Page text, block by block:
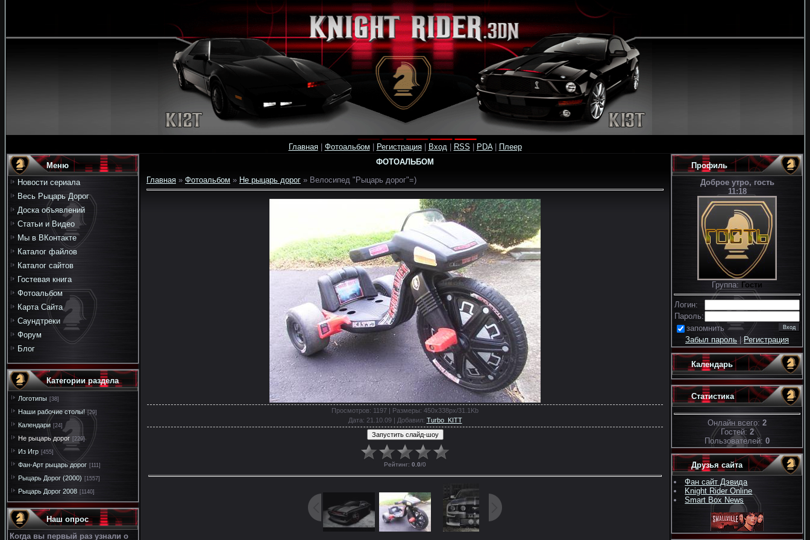
Главная| Фотоальбом Регистрация| Вход| RSS PDA| Плеер
Меню
Новости сериала
Весь Рыцарь Дорог
Доска объявлений
Статьи и Видео
Мы в ВКонтакте
Каталог файлов
Каталог сайтов
Гостевая книга
Фотоальбом
Карта Сайта
Саундтреки
Форум
Блог
Категории раздела
Логотипы [38]
Наши рабочие столы! [29]
Календари [24]
Не рыцарь дорог [229]
Из Игр [455]
Фан-Арт рыцарь дорог [111]
Рыцарь Дорог (2000) [1557]
Рыцарь Дорог 2008 [1140]
Наш опрос
Когда вы первый раз узнали о
ФОТОАЛЬБОМ
Главная » Фотоальбом » Не рыцарь дорог » Велосипед "Рыцарь дорог"=)
Просмотров: 1197 | Размеры: 450x338px/31.1Kb
Дата: 21.10.09 | Добавил: Turbo_KITT
Рейтинг: 0.0/0
Профиль
Доброе утро, гость
11:18
Группа: Гости
Логин:
Пароль:
запомнить
Забыл пароль|Регистрация
Календарь
Статистика
Онлайн всего: 2
Гостей: 2
Пользователей: 0
Друзья сайта
Фан сайт Дэвида
Knight Rider Online
Smart Box News